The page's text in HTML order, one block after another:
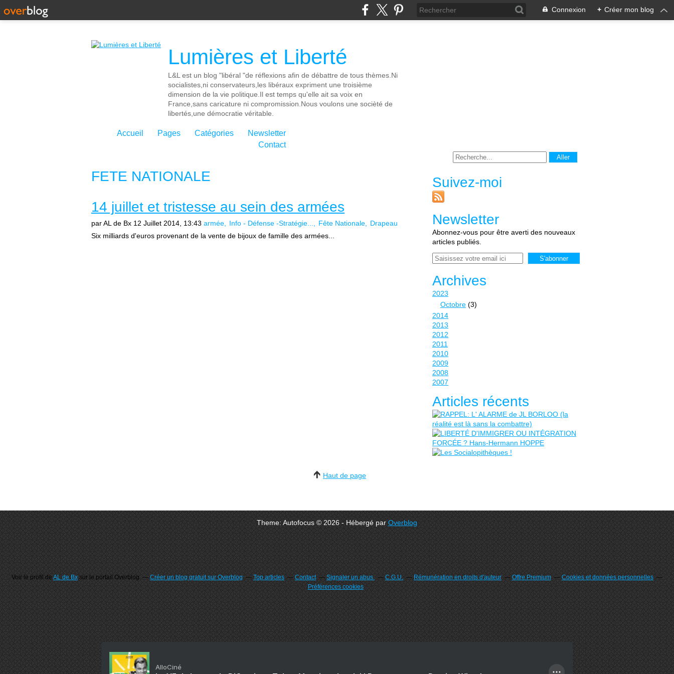
Connexion + Créer mon blog
Lumières et Liberté
L&L est un blog "libéral "de réflexions afin de débattre de tous thèmes.Ni
socialistes,ni conservateurs,les libéraux expriment une troisième
dimension de la vie politique.Il est temps qu'elle ait sa voix en
France,sans caricature ni compromission.Nous voulons une socièté de
libertés,une démocratie véritable.
Accueil Pages Catégories
Newsletter
Contact
FETE NATIONALE
14 juillet et tristesse au sein des armées
par AL de Bx 12 Juillet 2014, 13:43 armée Info - Défense -Stratégie... Fête Nationale
Drapeau
Six milliards d'euros provenant de la vente de bijoux de famille des armées...
Suivez-moi
Newsletter
Abonnez-vous pour être averti des nouveaux
articles publiés.
Email
Archives
2023
Octobre (3)
2014
2013
2012
2011
2010
2009
2008
2007
Articles récents
Haut de page
Theme: Autofocus © 2026 - Hébergé parOverblog
Voir le profil deAL de Bxsur le portail Overblog Créer un blog gratuit sur Overblog Top articles Contact Signaler un abus C.G.U. Rémunération en droits d'auteur Offre Premium
Cookies et données personnelles
Préférences cookies
AlloCiné